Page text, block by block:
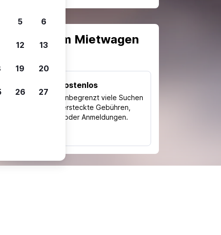
um Mietwagen
Kostenlos
Nutze unbegrenzt viele Suchen
ohne versteckte Gebühren,
Kosten oder Anmeldungen.
5 6
12 13
19 20
26 27